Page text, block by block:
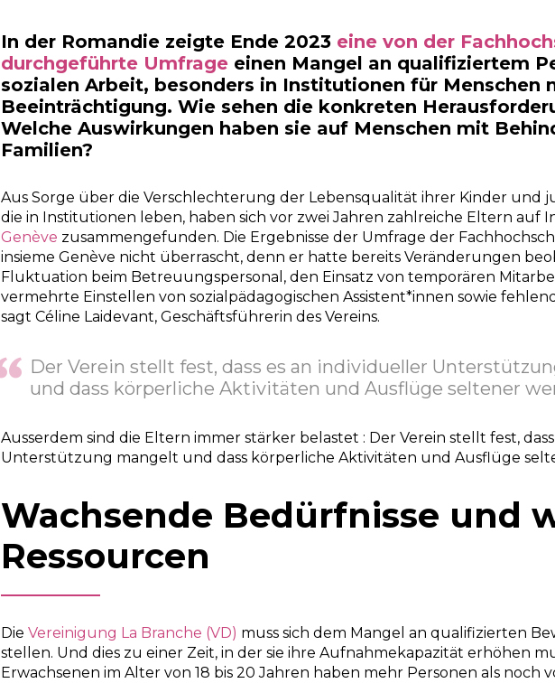
In der Romandie zeigte Ende 2023 eine von der
durchgeführte Umfrage einen Mangel an qualifiziertem
sozialen Arbeit, besonders in Institutionen für Menschen
Beeinträchtigung. Wie sehen die konkreten
Welche Auswirkungen haben sie auf Menschen mit
Familien?
Aus Sorge über die Verschlechterung der Lebensqualität ihrer Kinder und
die in Institutionen leben, haben sich vor zwei Jahren zahlreiche Eltern auf
Genève zusammengefunden. Die Ergebnisse der Umfrage der
insieme Genève nicht überrascht, denn er hatte bereits Veränderungen
Fluktuation beim Betreuungspersonal, den Einsatz von temporären
vermehrte Einstellen von sozialpädagogischen Assistent*innen sowie
sagt Céline Laidevant, Geschäftsführerin des Vereins.
Der Verein stellt fest, dass es an individueller
und dass körperliche Aktivitäten und Ausflüge seltener
Ausserdem sind die Eltern immer stärker belastet : Der Verein stellt fest,
Unterstützung mangelt und dass körperliche Aktivitäten und Ausflüge
Wachsende Bedürfnisse und
Ressourcen
Die Vereinigung La Branche (VD) muss sich dem Mangel an qualifizierten
stellen. Und dies zu einer Zeit, in der sie ihre Aufnahmekapazität erhöhen
Erwachsenen im Alter von 18 bis 20 Jahren haben mehr Personen als noch